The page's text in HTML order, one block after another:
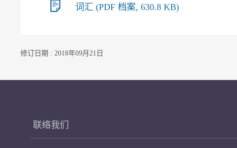
词汇 (PDF 档案, 630.8 KB)
修订日期 : 2018年09月21日
联络我们